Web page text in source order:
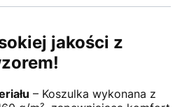
jakości z
– Koszulka wykonana z